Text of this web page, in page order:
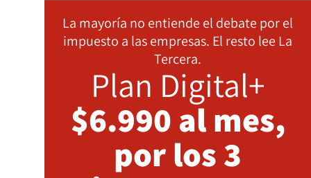
La mayoría no entiende el debate por el
impuesto a las empresas. El resto lee La
Tercera.
Plan Digital+
$6.990 al mes,
por los 3